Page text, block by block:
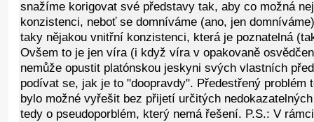
snažíme korigovat své představy tak, aby co možná
konzistenci, neboť se domníváme (ano, jen
taky nějakou vnitřní konzistenci, která je poznatelná
Ovšem to je jen víra (i když víra v opakovaně
nemůže opustit platónskou jeskyni svých vlastních
podívat se, jak je to "doopravdy". Předestřený problém
bylo možné vyřešit bez přijetí určitých
tedy o pseudoporblém, který nemá řešení. P.S.: V